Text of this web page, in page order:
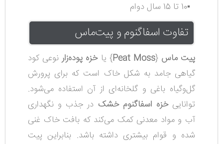
▪️10 تا 15 سال دوام
تفاوت اسفاگنوم و پیت‌ماس
پیت ماس {
Peat Moss} یاخزه پوده‌زارنوعی کود
گیاهی جامد به شکل خاک است که برای پرورش
گل‌وگیاه باغی و گلخانه‌ای از آن استفاده می‌شود.
تواناییخزه اسفاگنوم خشک در جذب و نگهداری
آب و مواد معدنی کمک می‌کند که بافت خاک غنی
شده و قوام بیشتری داشته باشد. بنابراین پیت